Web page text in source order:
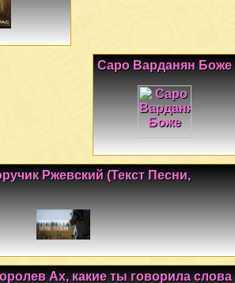
Саро Варданян Боже
Ржевский (Текст Песни,
Ах, какие ты говорила слова